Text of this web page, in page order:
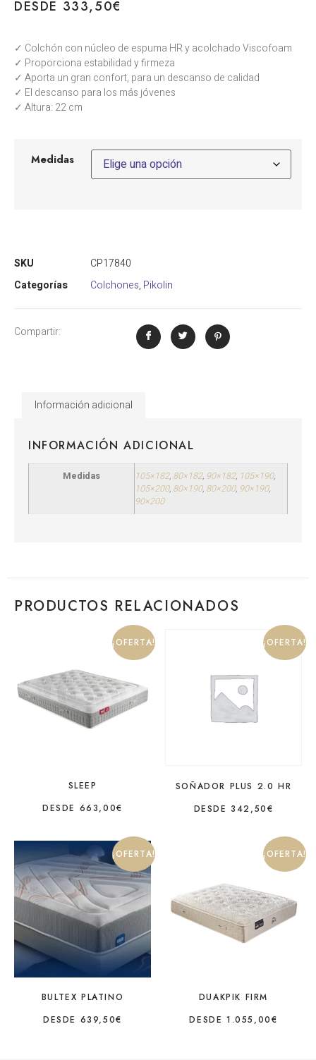
DESDE 333,50€
✓ Colchón con núcleo de espuma HR y acolchado Viscofoam
✓ Proporciona estabilidad y firmeza
✓ Aporta un gran confort, para un descanso de calidad
✓ El descanso para los más jóvenes
✓ Altura: 22 cm
Medidas
SKU
CP17840
Categorías
Colchones, Pikolin
Compartir:
Información adicional
INFORMACIÓN ADICIONAL
Medidas 105×182, 80×182, 90×182, 105×190,
105×200, 80×190, 80×200, 90×190,
90×200
PRODUCTOS RELACIONADOS
¡OFERTA!
SLEEP
DESDE 663,00€
¡OFERTA!
SOÑADOR PLUS 2.0 HR
DESDE 342,50€
¡OFERTA!
BULTEX PLATINO
DESDE 639,50€
¡OFERTA!
DUAKPIK FIRM
DESDE 1.055,00€